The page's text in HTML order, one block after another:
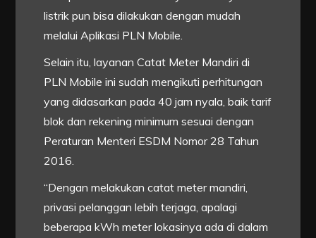
listrik pun bisa dilakukan dengan mudah
melalui Aplikasi PLN Mobile.
Selain itu, layanan Catat Meter Mandiri di
PLN Mobile ini sudah mengikuti perhitungan
yang didasarkan pada 40 jam nyala, baik tarif
blok dan rekening minimum sesuai dengan
Peraturan Menteri ESDM Nomor 28 Tahun
2016.
“Dengan melakukan catat meter mandiri,
privasi pelanggan lebih terjaga, apalagi
beberapa kWh meter lokasinya ada di dalam